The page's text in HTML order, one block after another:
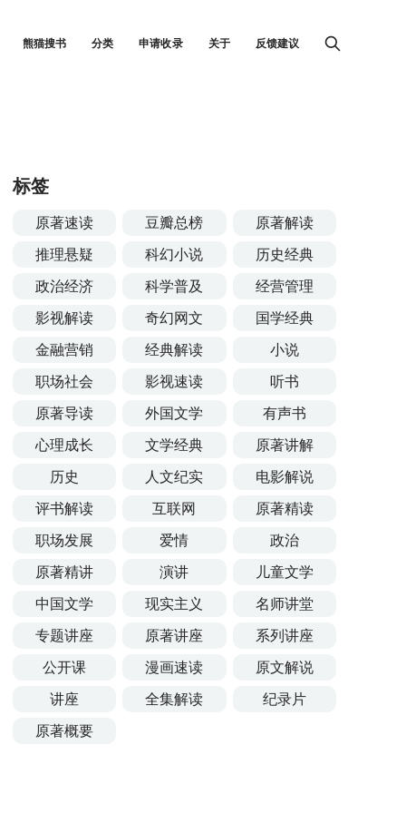
熊猫搜书 分类 申请收录 关于 反馈建议
标签
原著速读 豆瓣总榜
原著解读
推理悬疑
科幻小说
历史经典
政治经济
科学普及
经营管理
影视解读
奇幻网文
国学经典
金融营销
经典解读
小说
职场社会
影视速读
听书
原著导读
外国文学
有声书
心理成长
文学经典
原著讲解
历史
人文纪实
电影解说
评书解读
互联网
原著精读
职场发展
爱情
政治
原著精讲
演讲
儿童文学
中国文学
现实主义
名师讲堂
专题讲座
原著讲座
系列讲座
公开课
漫画速读
原文解说
讲座
全集解读
纪录片
原著概要